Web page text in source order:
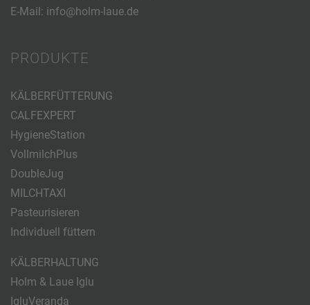
E-Mail: info@holm-laue.de
PRODUKTE
KÄLBERFÜTTERUNG
CALFEXPERT
HygieneStation
VollmilchPlus
DoubleJug
MILCHTAXI
Pasteurisieren
Individuell füttern
KÄLBERHALTUNG
Holm & Laue Iglu
IgluVeranda